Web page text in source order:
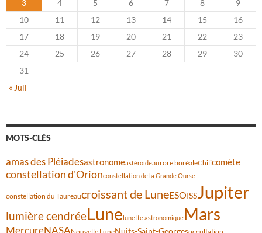
3
4 5 6 7 8
9
10
11 12 13 14 15
16
17
18 19 20 21 22
23
24
25 26 27 28 29
30
31
« Juil
MOTS-CLÉS
amas des Pléiadesastronomeastéroïdeaurore boréaleChilicomète
constellation d'Orionconstellation de la Grande Ourse
constellation du Taureaucroissant de LuneESOISSJupiter
lumière cendréeLune lunette astronomiqueMars
Mercure